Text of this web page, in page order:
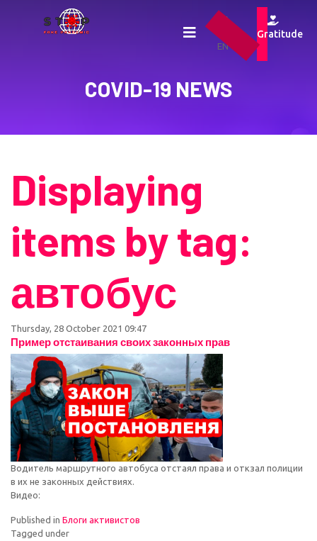
UA
EN
Gratitude
COVID-19 NEWS
Displaying
items by tag:
автобус
Thursday, 28 October 2021 09:47
Пример отстаивания своих законных прав
Водитель маршрутного автобуса отстаял права и откзал полиции
в их не законных действиях.
Видео:
Published in Блоги активистов
Tagged under